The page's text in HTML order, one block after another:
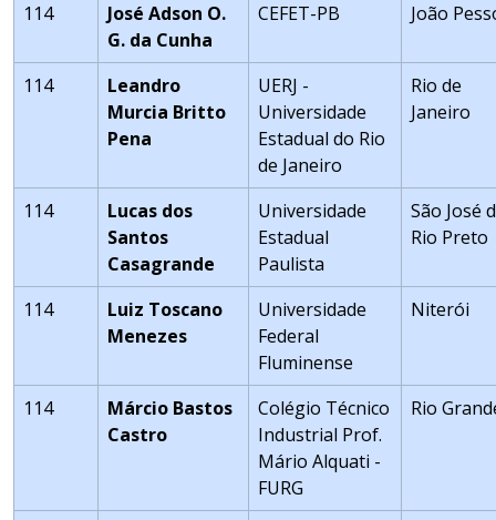
114
José Adson O.
G. da Cunha
CEFET-PB João
114
Leandro
Murcia Britto
Pena
UERJ -
Universidade
Estadual do Rio
de Janeiro
Rio de
Janeiro
114
Lucas dos
Santos
Casagrande
Universidade
Estadual
Paulista
São José
Rio Preto
114
Luiz Toscano
Menezes
Universidade
Federal
Fluminense
Niterói
114
Márcio Bastos
Castro
Colégio Técnico
Industrial Prof.
Mário Alquati -
FURG
Rio